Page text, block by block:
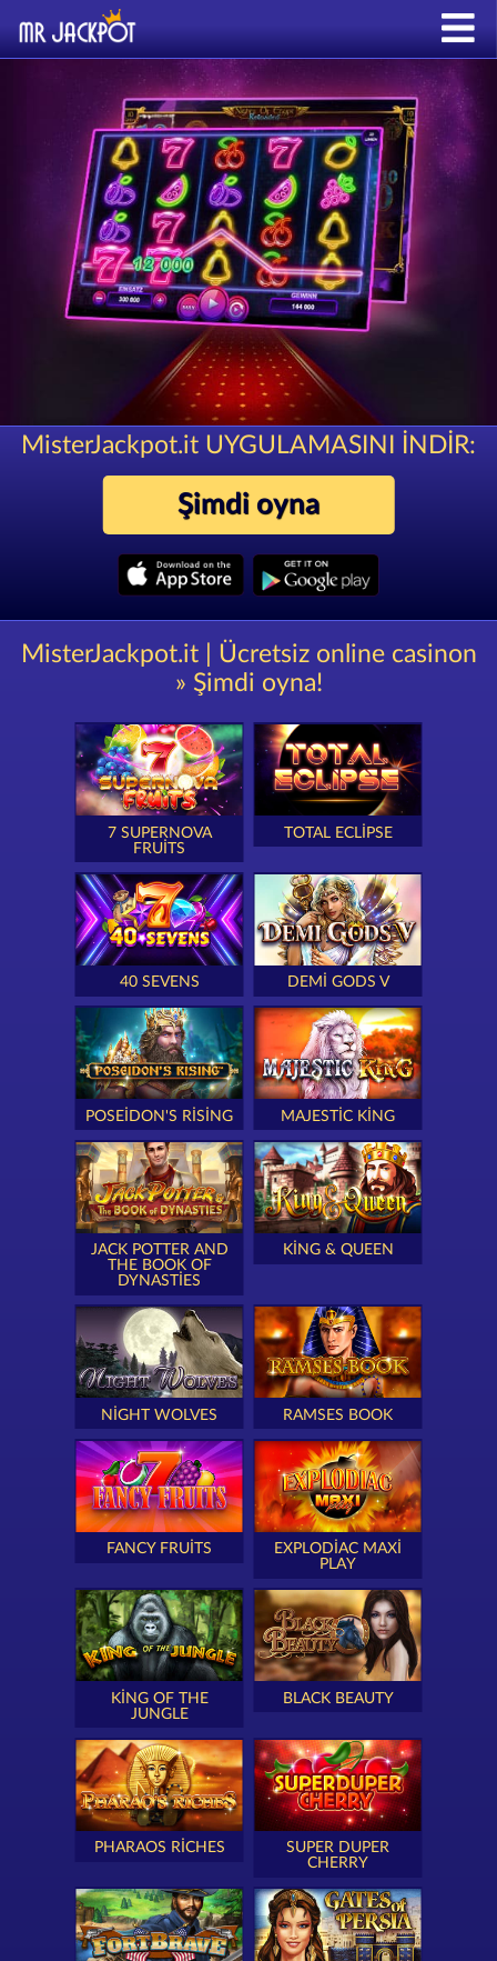
MisterJackpot.it UYGULAMASINI İNDİR:
Şimdi oyna
MisterJackpot.it | Ücretsiz online casinon
» Şimdi oyna!
7 SUPERNOVA
FRUITS
TOTAL ECLIPSE
40 SEVENS DEMI GODS V
POSEIDON'S RISING MAJESTIC KING
JACK POTTER AND
THE BOOK OF
DYNASTIES
KING & QUEEN
NIGHT WOLVES RAMSES BOOK
FANCY FRUITS
EXPLODIAC MAXI
PLAY
KING OF THE
JUNGLE
BLACK BEAUTY
PHARAOS RICHES
SUPER DUPER
CHERRY